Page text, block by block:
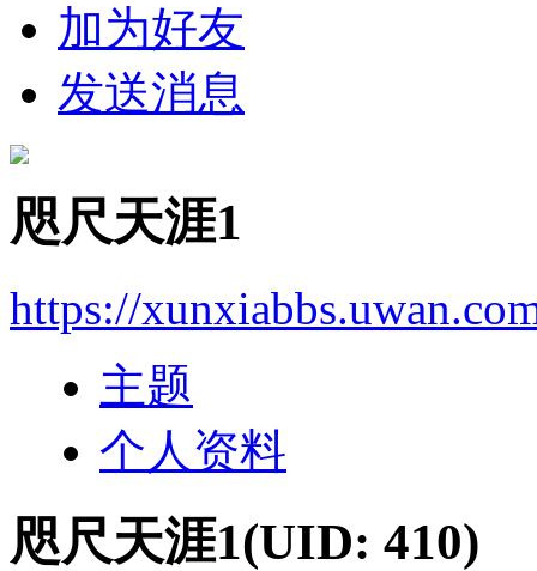
加为好友
发送消息
咫尺天涯1
https://
主题
个人资料
咫尺天涯1(UID: 410)